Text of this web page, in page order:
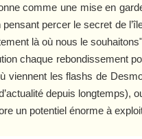
comme une mise en
percer le secret de
là où nous le
chaque rebondissement
viennent les flashs de
depuis longtemps),
un potentiel énorme à